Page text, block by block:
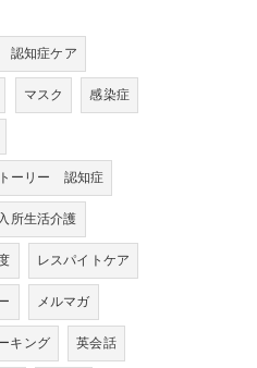
知症ケア
マスク
感染症
ーリー 認知症
所生活介護
レスパイトケア
メルマガ
キング
英会話